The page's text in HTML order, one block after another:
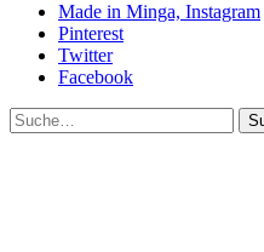
Made in Minga, Instagram
Pinterest
Twitter
Facebook
Suche